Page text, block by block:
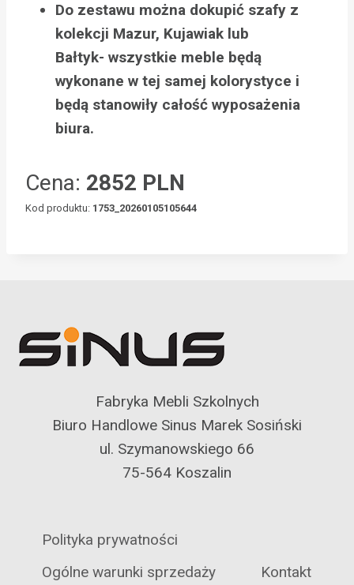
Do zestawu można dokupić szafy z
kolekcji Mazur, Kujawiak lub
Bałtyk- wszystkie meble będą
wykonane w tej samej kolorystyce i
będą stanowiły całość wyposażenia
biura.
Cena: 2852 PLN
Kod produktu: 1753_20260105105644
Fabryka Mebli Szkolnych
Biuro Handlowe Sinus Marek Sosiński
ul. Szymanowskiego 66
75-564 Koszalin
Polityka prywatności
Ogólne warunki sprzedaży
Kontakt